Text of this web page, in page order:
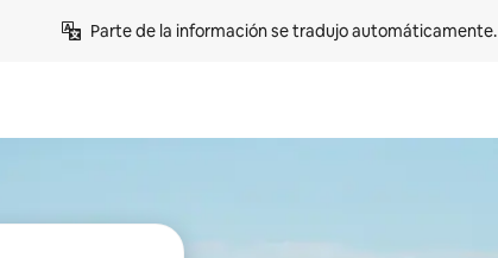
Parte de la información se tradujo automáticamente.